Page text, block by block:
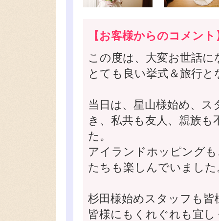
【お客様からのコメント
この度は、大変お世話
とても良い挙式＆旅行
当日は、星山様始め、
き、私共も友人、親族
た。
アイランドホッピング
たちも楽しんでいました
杉田様始めスタッフも
皆様にもくれぐれも宜